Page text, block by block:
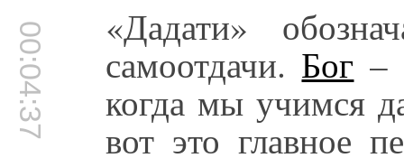
00:04:37 «Дадати»
самоотдачи. Бог –
когда мы учимся
вот это главное